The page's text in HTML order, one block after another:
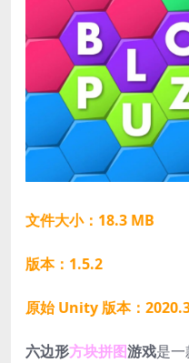
文件大小：18.3 MB
版本：1.5.2
原始 Unity 版本：
六边形方块拼图游戏是